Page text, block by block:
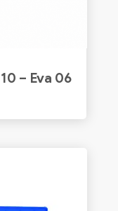
– Eva 06